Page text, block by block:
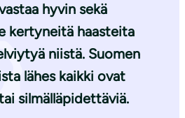
hyvin sekä
kertyneitä haasteita
niistä. Suomen
lähes kaikki ovat
silmälläpidettäviä.